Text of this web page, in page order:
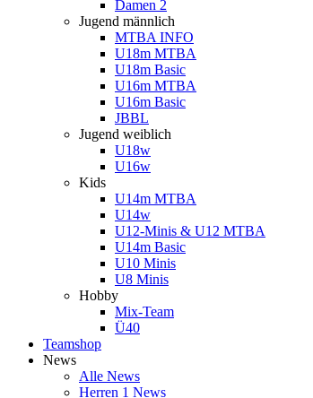
Damen 2
Jugend männlich
MTBA INFO
U18m MTBA
U18m Basic
U16m MTBA
U16m Basic
JBBL
Jugend weiblich
U18w
U16w
Kids
U14m MTBA
U14w
U12-Minis & U12 MTBA
U14m Basic
U10 Minis
U8 Minis
Hobby
Mix-Team
Ü40
Teamshop
News
Alle News
Herren 1 News